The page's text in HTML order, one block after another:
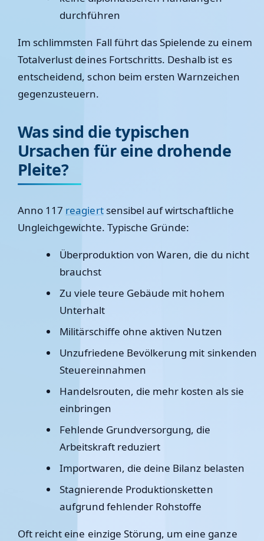
durchführen
Im schlimmsten Fall führt das Spielende zu einem
Totalverlust deines Fortschritts. Deshalb ist es
entscheidend, schon beim ersten Warnzeichen
gegenzusteuern.
Was sind die typischen
Ursachen für eine drohende
Pleite?
Anno 117 reagiertsensibel auf wirtschaftliche
Ungleichgewichte. Typische Gründe:
Überproduktion von Waren, die du nicht
brauchst
Zu viele teure Gebäude mit hohem
Unterhalt
Militärschiffe ohne aktiven Nutzen
Unzufriedene Bevölkerung mit sinkenden
Steuereinnahmen
Handelsrouten, die mehr kosten als sie
einbringen
Fehlende Grundversorgung, die
Arbeitskraft reduziert
Importwaren, die deine Bilanz belasten
Stagnierende Produktionsketten
aufgrund fehlender Rohstoffe
Oft reicht eine einzige Störung, um eine ganze